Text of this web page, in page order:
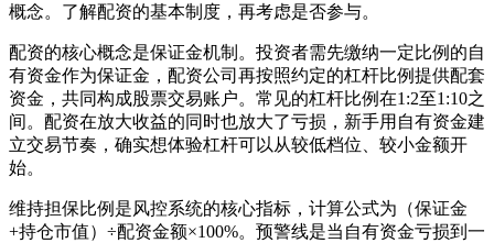
概念。了解配资的基本制度，再考虑是否参与。
配资的核心概念是保证金机制。投资者需先缴纳一定比例的自
有资金作为保证金，配资公司再按照约定的杠杆比例提供配套
资金，共同构成股票交易账户。常见的杠杆比例在1:2至1:10之
间。配资在放大收益的同时也放大了亏损，新手用自有资金建
立交易节奏，确实想体验杠杆可以从较低档位、较小金额开
始。
维持担保比例是风控系统的核心指标，计算公式为（保证金
+持仓市值）÷配资金额×100%。预警线是当自有资金亏损到一